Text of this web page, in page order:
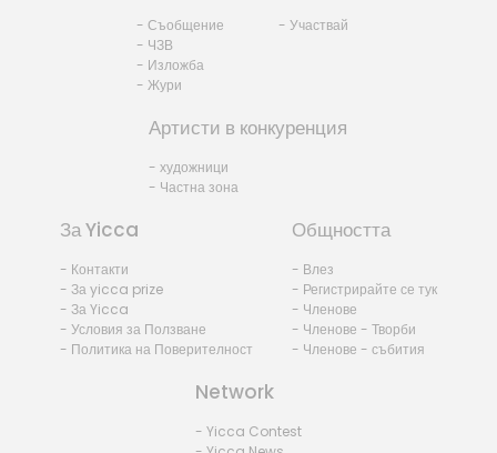
- Съобщение
- ЧЗВ
- Изложба
- Жури
- Участвай
Артисти в конкуренция
- художници
- Частна зона
За Yicca
- Контакти
- За yicca prize
- За Yicca
- Условия за Ползване
- Политика на Поверителност
Общността
- Влез
- Регистрирайте се тук
- Членове
- Членове - Творби
- Членове - събития
Network
- Yicca Contest